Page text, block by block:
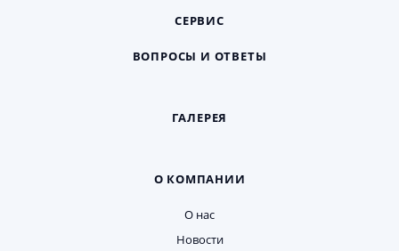
СЕРВИС
ВОПРОСЫ И ОТВЕТЫ
ГАЛЕРЕЯ
О КОМПАНИИ
О нас
Новости